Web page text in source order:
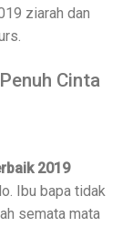
ziarah dan
Cinta
2019
Ibu bapa tidak
semata mata